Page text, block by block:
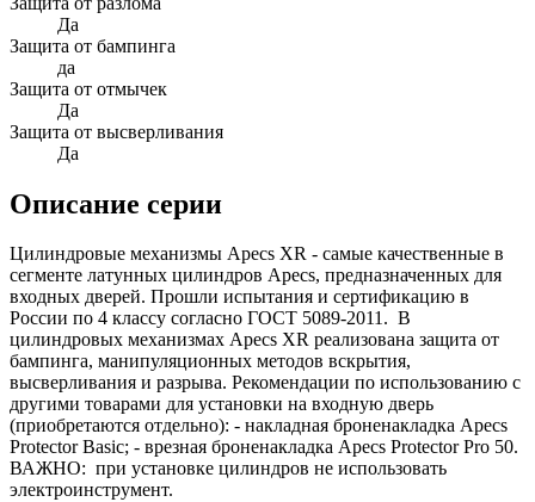
Да
Защита от бампинга
да
Защита от отмычек
Да
Защита от высверливания
Да
Описание серии
Цилиндровые механизмы Apecs XR - самые качественные в
сегменте латунных цилиндров Apecs, предназначенных для
входных дверей. Прошли испытания и сертификацию в
России по 4 классу согласно ГОСТ 5089-2011. В
цилиндровых механизмах Apecs XR реализована защита от
бампинга, манипуляционных методов вскрытия,
высверливания и разрыва. Рекомендации по использованию с
другими товарами для установки на входную дверь
(приобретаются отдельно): - накладная броненакладка Apecs
Protector Basic; - врезная броненакладка Apecs Protector Pro 50.
ВАЖНО: при установке цилиндров не использовать
электроинструмент.